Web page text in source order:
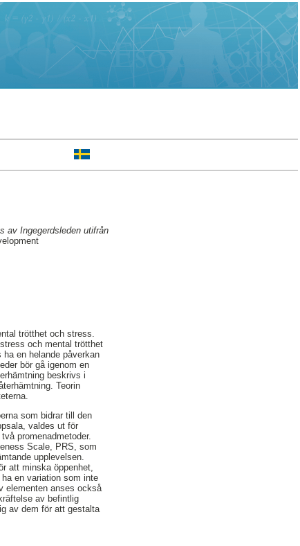
av Ingegerdsleden utifrån
trötthet och stress.
och mental trötthet
en helande påverkan
bör gå igenom en
beskrivs i
Teorin
som bidrar till den
valdes ut för
promenadmetoder.
Scale, PRS, som
upplevelsen.
att minska öppenhet,
en variation som inte
elementen anses också
av befintlig
av dem för att gestalta